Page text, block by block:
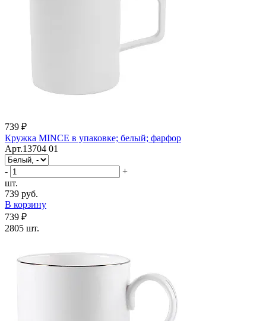
739 ₽
Кружка MINCE в упаковке; белый; фарфор
Арт.13704 01
-
+
шт.
739 руб.
В корзину
739 ₽
2805 шт.